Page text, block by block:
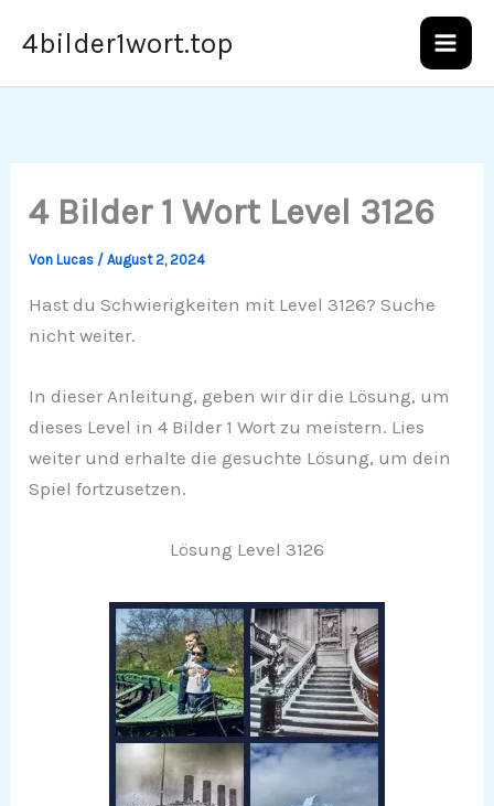
Inhalt
4bilder1wort.top
4 Bilder 1 Wort Level 3126
VonLucas /August 2, 2024
Hast du Schwierigkeiten mit Level 3126? Suche
nicht weiter.
In dieser Anleitung, geben wir dir die Lösung, um
dieses Level in 4 Bilder 1 Wort zu meistern. Lies
weiter und erhalte die gesuchte Lösung, um dein
Spiel fortzusetzen.
Lösung Level 3126